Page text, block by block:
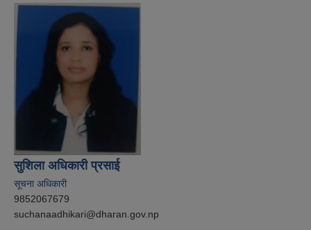
सुशिला अधिकारी प्रसाई
सूचना अधिकारी
9852067679
suchanaadhikari@dharan.gov.np